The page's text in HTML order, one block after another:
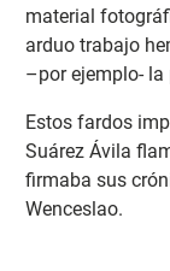
material
arduo trabajo
–por ejemplo- la
Estos fardos
Suárez Ávila
firmaba sus
Wenceslao.